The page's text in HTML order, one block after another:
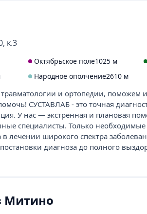
к.3
Октябрьское поле1025 м
Народное ополчение2610 м
и ортопедии, поможем
СУСТАВЛАБ - это точная
У нас — экстренная и плановая
специалисты. Только
в лечении широкого спектра
диагноза до полного
Митино